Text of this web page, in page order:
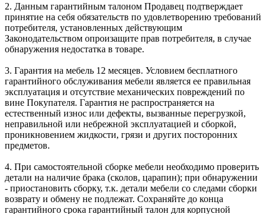
2. Данным гарантийным талоном Продавец подтверждает
принятие на себя обязательств по удовлетворению требований
потребителя, установленных действующим
Законодательством опроизащите прав потребителя, в случае
обнаружения недостатка в товаре.
3. Гарантия на мебель 12 месяцев. Условием бесплатного
гарантийного обслуживания мебели является ее правильная
эксплуатация и отсутствие механических повреждений по
вине Покупателя. Гарантия не распространяется на
естественный износ или дефекты, вызванные перегрузкой,
неправильной или небрежной эксплуатацией и сборкой,
проникновением жидкости, грязи и других посторонних
предметов.
4. При самостоятельной сборке мебели необходимо проверить
детали на наличие брака (сколов, царапин); при обнаружении
- приостановить сборку, т.к. детали мебели со следами сборки
возврату и обмену не подлежат. Сохраняйте до конца
гарантийного срока гарантийный талон для корпусной